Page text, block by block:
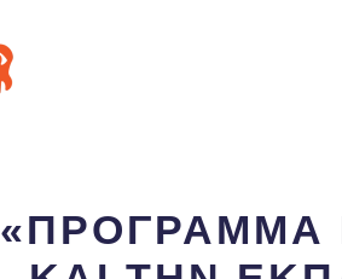
«ΠΡΟΓΡΑΜΜΑ